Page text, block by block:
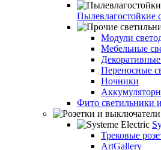
Пылевлагостойкие
Модули
Мебельные
Переносные
Ночники
Фито светильники
Трековые
ArtGallery